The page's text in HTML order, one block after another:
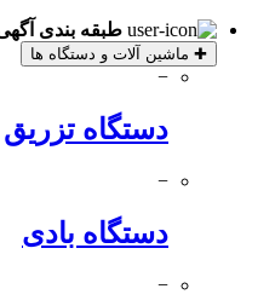
طبقه بندی
✚ ماشین آلات و دستگاه ها
−
دستگاه تزریق
−
دستگاه بادی
−